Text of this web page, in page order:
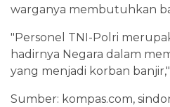
warganya membutuhkan
"Personel TNI-Polri
hadirnya Negara dalam
yang menjadi korban
Sumber: kompas.com,